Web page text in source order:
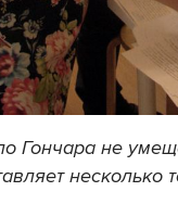
Гончара не
несколько